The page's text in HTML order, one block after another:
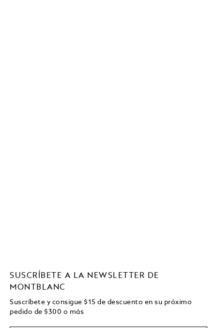
SUSCRÍBETE A LA NEWSLETTER DE
MONTBLANC
Suscríbete y consigue $15 de descuento en su próximo
pedido de $300 o más